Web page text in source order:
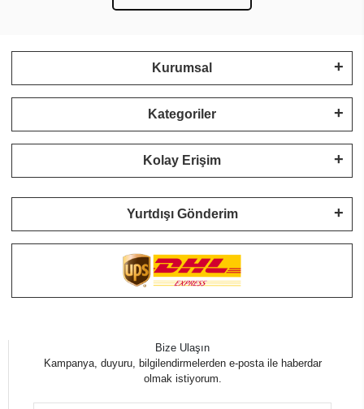
Kurumsal
Kategoriler
Kolay Erişim
Yurtdışı Gönderim
Bize Ulaşın
Kampanya, duyuru, bilgilendirmelerden e-posta ile haberdar
olmak istiyorum.